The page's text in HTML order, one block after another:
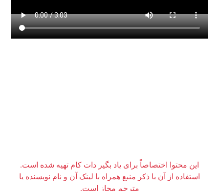
این محتوا اختصاصاً برای یاد بگیر دات کام تهیه شده است.
استفاده از آن با ذکر منبع همراه با لینک آن و نام نویسنده یا
مترجم مجاز است.